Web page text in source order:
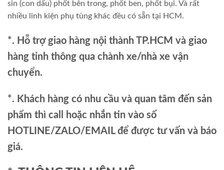
sin (con dấu) phốt bên trong, phốt ben, phốt bụi. Và rất
nhiều linh kiện phụ tùng khác đều có sẵn tại HCM.
*. Hỗ trợ giao hàng nội thành TP.HCM và giao
hàng tỉnh thông qua chành xe/nhà xe vận
chuyển.
*. Khách hàng có nhu cầu và quan tâm đến sản
phẩm thì call hoặc nhắn tin vào số
HOTLINE/ZALO/EMAIL để được tư vấn và báo
giá.